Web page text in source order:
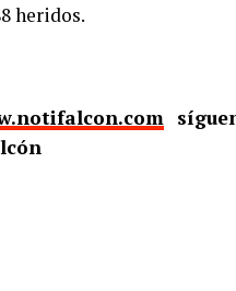
heridos.